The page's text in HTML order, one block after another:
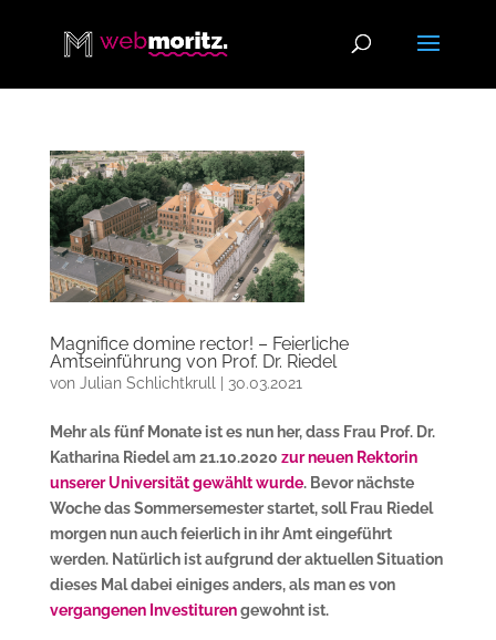
Magnifice domine rector! – Feierliche
Amtseinführung von Prof. Dr. Riedel
von Julian Schlichtkrull 30.03.2021
Mehr als fünf Monate ist es nun her, dass Frau Prof. Dr.
Katharina Riedel am 21.10.2020 zur neuen Rektorin
unserer Universität gewählt wurde. Bevor nächste
Woche das Sommersemester startet, soll Frau Riedel
morgen nun auch feier­lich in ihr Amt eingeführt
werden. Natürlich ist aufgrund der aktuellen Situation
dieses Mal dabei einiges anders, als man es von
vergangenen Investiturengewohnt ist.